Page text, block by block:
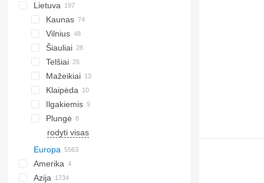
Lietuva
Kaunas
Vilnius
Šiauliai
Telšiai
Mažeikiai
Klaipėda
Ilgakiemis
Plungė
rodyti visas
Europa
Lenkija
Vokietija
Amerika
JAV
Azija